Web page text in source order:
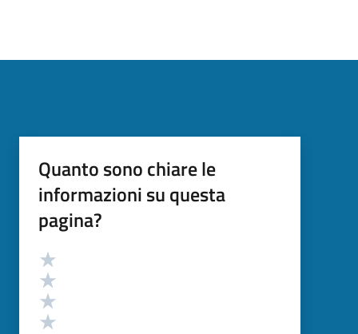
Quanto sono chiare le
informazioni su questa
pagina?
Valutazione